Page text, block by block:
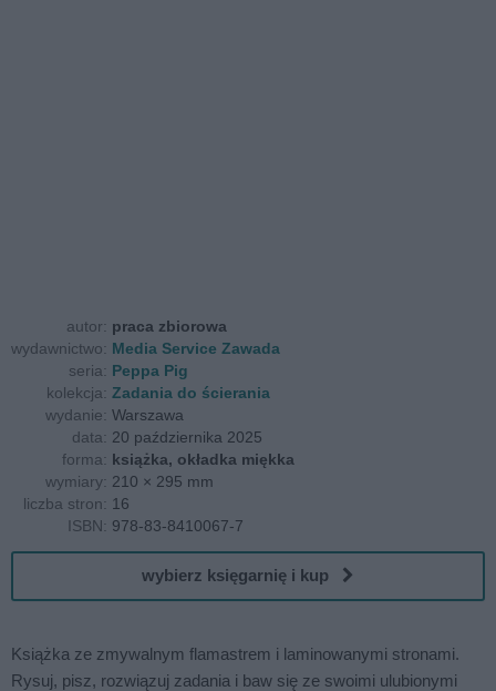
autor: praca zbiorowa
wydawnictwo: Media Service Zawada
seria: Peppa Pig
kolekcja: Zadania do ścierania
wydanie: Warszawa
data: 20 października 2025
forma: książka, okładka miękka
wymiary: 210 × 295 mm
liczba stron: 16
ISBN: 978-83-8410067-7
wybierz księgarnię i kup
Książka ze zmywalnym flamastrem i laminowanymi stronami.
Rysuj, pisz, rozwiązuj zadania i baw się ze swoimi ulubionymi